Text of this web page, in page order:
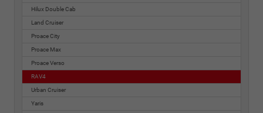
Hilux Double Cab
Land Cruiser
Proace City
Proace Max
Proace Verso
RAV4
Urban Cruiser
Yaris